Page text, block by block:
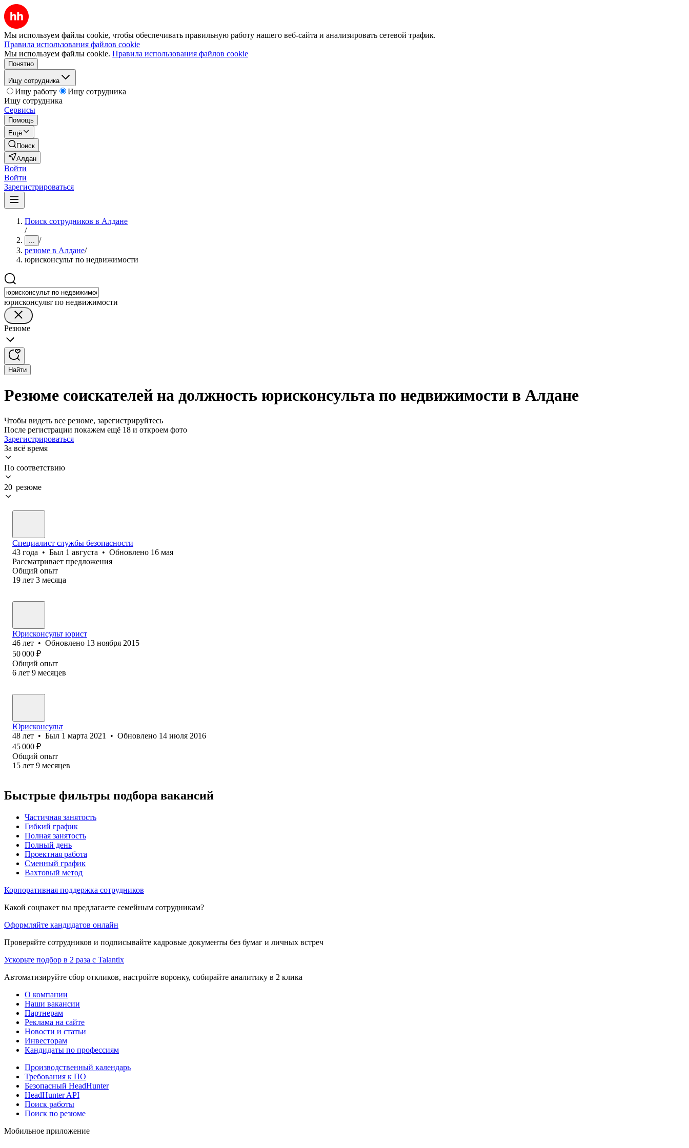
Мы используем файлы cookie, чтобы обеспечивать правильную работу нашего веб-сайта и анализировать сетевой трафик.
Правила использования файлов cookie
Мы используем файлы cookie. Правила использования файлов cookie
Понятно
Ищу сотрудника
Ищу работу
Ищу сотрудника
Ищу сотрудника
Сервисы
Помощь
Ещё
Поиск
Алдан
Войти
Войти
Зарегистрироваться
Поиск сотрудников в Алдане
/
... /
резюме в Алдане/
юрисконсульт по недвижимости
юрисконсульт по недвижимости
Резюме
Найти
Резюме соискателей на должность юрисконсульта по недвижимости в Алдане
Чтобы видеть все резюме, зарегистрируйтесь
После регистрации покажем ещё 18 и откроем фото
Зарегистрироваться
За всё время
По соответствию
20 резюме
Специалист службы безопасности
43 года • Был 1 августа • Обновлено 16 мая
Рассматривает предложения
Общий опыт
19 лет 3 месяца
Юрисконсульт юрист
46 лет • Обновлено 13 ноября 2015
50 000 ₽
Общий опыт
6 лет 9 месяцев
Юрисконсульт
48 лет • Был 1 марта 2021 • Обновлено 14 июля 2016
45 000 ₽
Общий опыт
15 лет 9 месяцев
Быстрые фильтры подбора вакансий
Частичная занятость
Гибкий график
Полная занятость
Полный день
Проектная работа
Сменный график
Вахтовый метод
Корпоративная поддержка сотрудников
Какой соцпакет вы предлагаете семейным сотрудникам?
Оформляйте кандидатов онлайн
Проверяйте сотрудников и подписывайте кадровые документы без бумаг и личных встреч
Ускорьте подбор в 2 раза с Talantix
Автоматизируйте сбор откликов, настройте воронку, собирайте аналитику в 2 клика
О компании
Наши вакансии
Партнерам
Реклама на сайте
Новости и статьи
Инвесторам
Кандидаты по профессиям
Производственный календарь
Требования к ПО
Безопасный HeadHunter
HeadHunter API
Поиск работы
Поиск по резюме
Мобильное приложение